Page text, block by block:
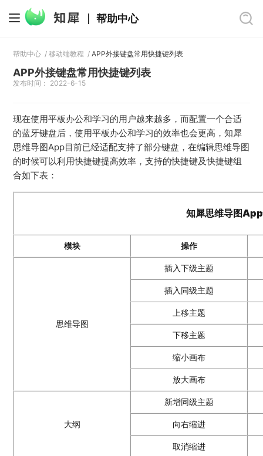
帮助中心
帮助中心 /移动端教程 /APP外接键盘常用快捷键列表
APP外接键盘常用快捷键列表
发布时间： 2022-6-15
现在使用平板办公和学习的用户越来越多，而配置一个合适
的蓝牙键盘后，使用平板办公和学习的效率也会更高，知犀
思维导图App目前已经适配支持了部分键盘，在编辑思维导图
的时候可以利用快捷键提高效率，支持的快捷键及快捷键组
合如下表：
知犀思维导图
模块 操作
思维导图
插入下级主题
插入同级主题
上移主题
下移主题
缩小画布
放大画布
大纲
新增同级主题
向右缩进
取消缩进